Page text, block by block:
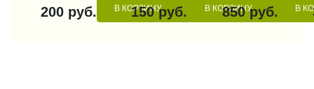
200 руб. В КОРЗИНУ
150 руб. В КОРЗИНУ
850 руб. В